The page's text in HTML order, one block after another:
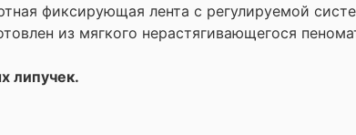
фиксирующая лента с регулируемой
из мягкого нерастягивающегося
липучек.